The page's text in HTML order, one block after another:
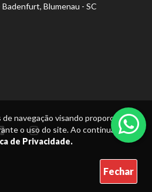
navegação visando proporcionar
o uso do site. Ao continuar, você
de Privacidade.
Fechar
Blumenau - SC